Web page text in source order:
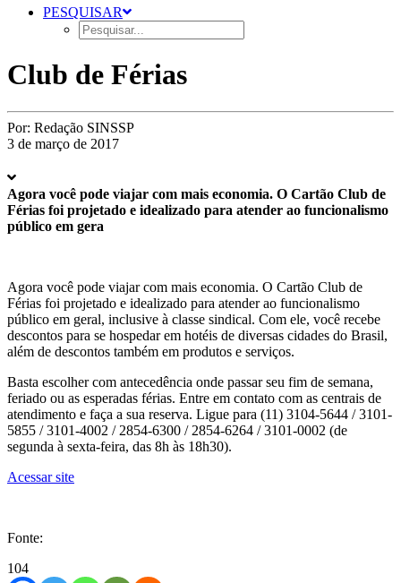
PESQUISAR
Club de Férias
Por: Redação SINSSP
3 de março de 2017
Agora você pode viajar com mais economia. O Cartão Club de
Férias foi projetado e idealizado para atender ao funcionalismo
público em gera
Agora você pode viajar com mais economia. O Cartão Club de
Férias foi projetado e idealizado para atender ao funcionalismo
público em geral, inclusive à classe sindical. Com ele, você recebe
descontos para se hospedar em hotéis de diversas cidades do Brasil,
além de descontos também em produtos e serviços.
Basta escolher com antecedência onde passar seu fim de semana,
feriado ou as esperadas férias. Entre em contato com as centrais de
atendimento e faça a sua reserva. Ligue para (11) 3104-5644 / 3101-
5855 / 3101-4002 / 2854-6300 / 2854-6264 / 3101-0002 (de
segunda à sexta-feira, das 8h às 18h30).
Acessar site
Fonte:
104